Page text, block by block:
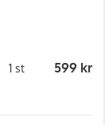
1 st 599 kr